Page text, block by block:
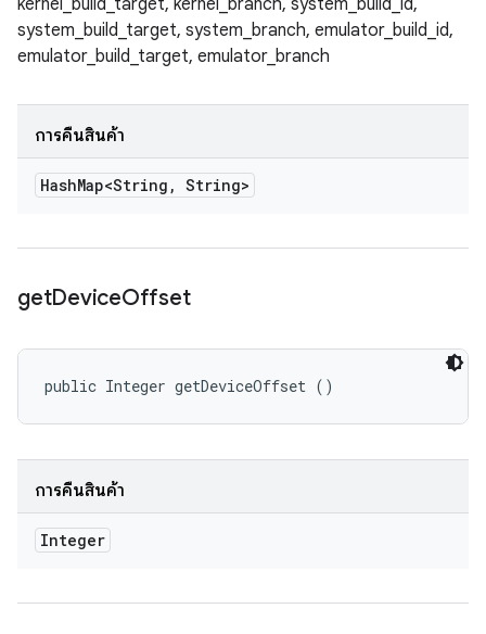
kernel_build_target, kernel_branch, system_build_id,
system_build_target, system_branch, emulator_build_id,
emulator_build_target, emulator_branch
การคืนสินค้า
HashMap<String , String>
getDeviceOffset
public Integer getDeviceOffset ()
การคืนสินค้า
Integer